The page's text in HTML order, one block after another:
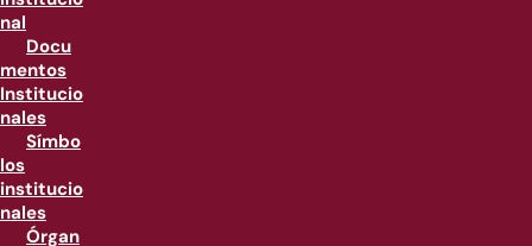
nal
Docu
mentos
Institucio
nales
Símbo
los
institucio
nales
Órgan